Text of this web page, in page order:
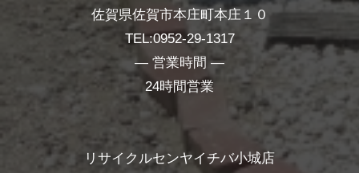
佐賀県佐賀市本庄町本庄１０
TEL:0952-29-1317
― 営業時間 ―
24時間営業
リサイクルセンヤイチバ小城店